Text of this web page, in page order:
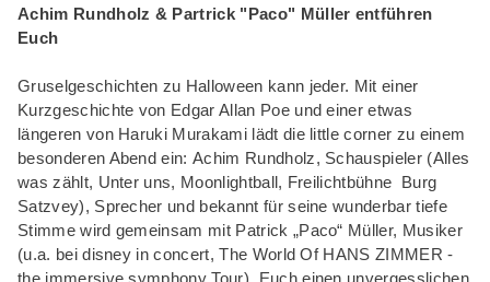
Achim Rundholz & Partrick "Paco" Müller entführen
Euch
Gruselgeschichten zu Halloween kann jeder. Mit einer
Kurzgeschichte von Edgar Allan Poe und einer etwas
längeren von Haruki Murakami lädt die little corner zu einem
besonderen Abend ein: Achim Rundholz, Schauspieler (Alles
was zählt, Unter uns, Moonlightball, Freilichtbühne Burg
Satzvey), Sprecher und bekannt für seine wunderbar tiefe
Stimme wird gemeinsam mit Patrick „Paco“ Müller, Musiker
(u.a. bei disney in concert,The World Of HANS ZIMMER -
the immersive symphony Tour) Euch einen unvergesslichen